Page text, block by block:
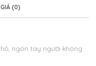
(0)
ngón tay người không